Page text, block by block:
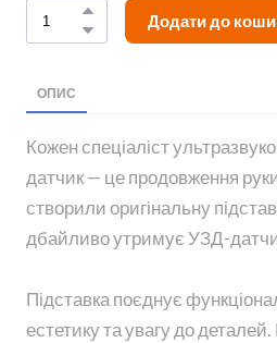
Додати до
ОПИС
Кожен спеціаліст
датчик — це продовження
створили оригінальну
дбайливо утримує УЗД-
Підставка поєднує
естетику та увагу до